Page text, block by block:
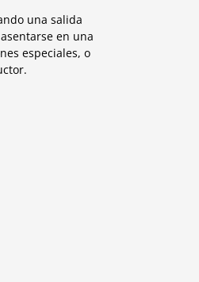
una salida
en una
especiales, o